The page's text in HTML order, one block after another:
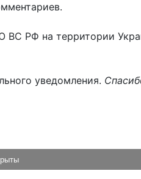
ВС РФ на территории
уведомления.